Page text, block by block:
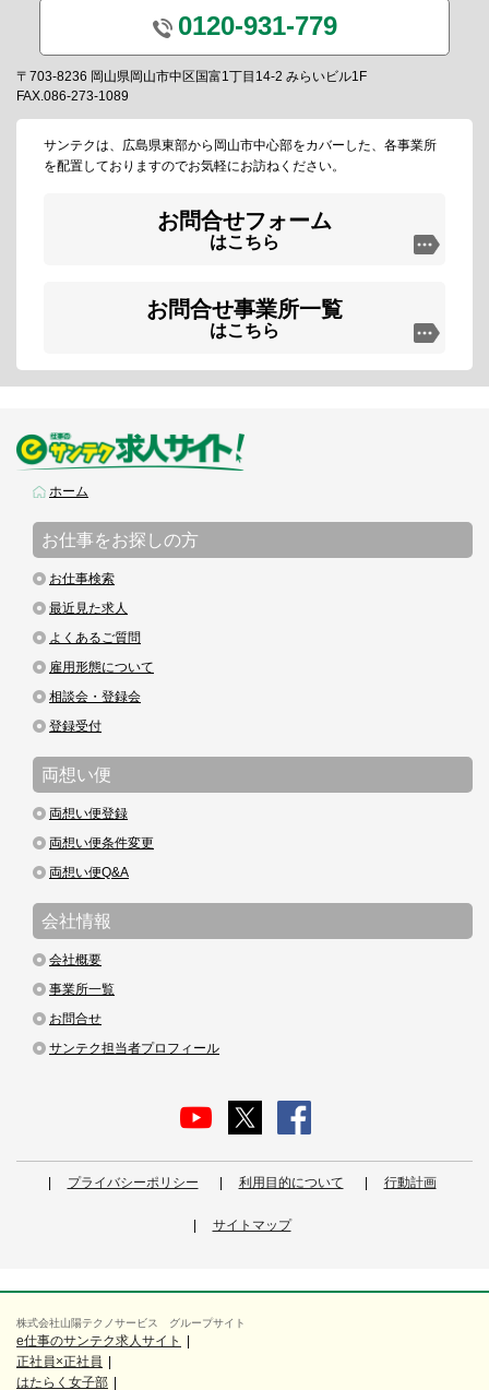
0120-931-779
〒703-8236 岡山県岡山市中区国富1丁目14-2 みらいビル1F
FAX.086-273-1089
サンテクは、広島県東部から岡山市中心部をカバーした、各事業所
を配置しておりますのでお気軽にお訪ねください。
お問合せフォーム
はこちら
お問合せ事業所一覧
はこちら
ホーム
お仕事をお探しの方
お仕事検索
最近見た求人
よくあるご質問
雇用形態について
相談会・登録会
登録受付
両想い便
両想い便登録
両想い便条件変更
両想い便Q&A
会社情報
会社概要
事業所一覧
お問合せ
サンテク担当者プロフィール
プライバシーポリシー 利用目的について 行動計画
サイトマップ
株式会社山陽テクノサービス グループサイト
e仕事のサンテク求人サイト
正社員×正社員
はたらく女子部